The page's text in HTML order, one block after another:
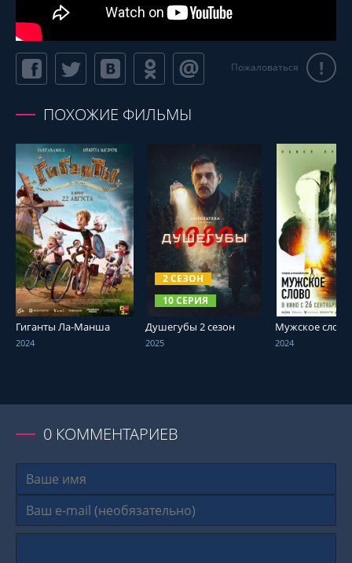
Пожаловаться !
ПОХОЖИЕ ФИЛЬМЫ
СМОТРЕТЬ ОНЛАЙН
Гиганты Ла-Манша
2024
2 СЕЗОН
10 СЕРИЯ
СМОТРЕТЬ ОНЛАЙН
Душегубы 2 сезон
2025
СМОТРЕТЬ
Мужское слово
2024
0 КОММЕНТАРИЕВ